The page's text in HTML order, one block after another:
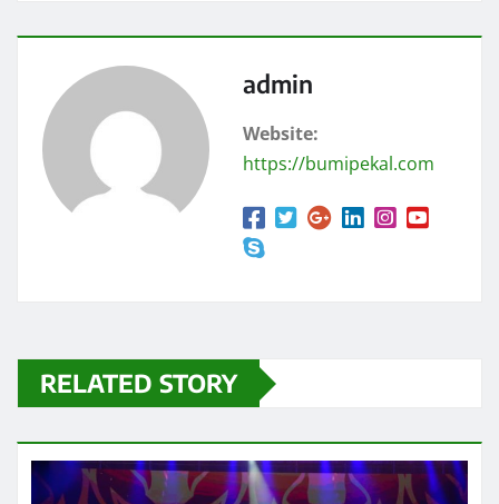
admin
Website:
https://bumipekal.com
RELATED STORY